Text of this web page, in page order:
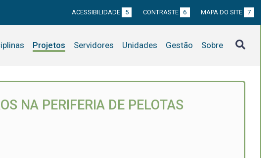
ACESSIBILIDADE 5 CONTRASTE 6 MAPA DO SITE 7
Projetos Servidores Unidades Gestão Sobre
NA PERIFERIA DE PELOTAS